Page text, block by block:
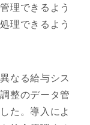
理できるよう
理できるよう
なる給与シス
整のデータ管
た。導入によ